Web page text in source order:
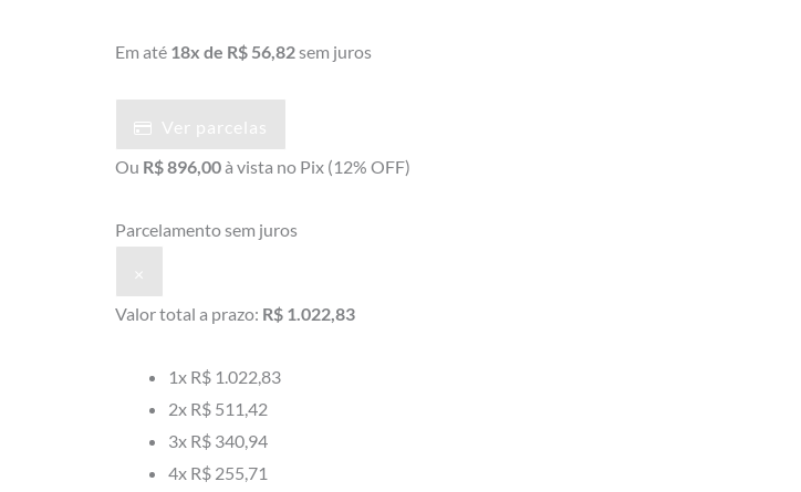
de
Em até 18x de R$ 56,82sem juros
Ver parcelas
Ou R$ 896,00à vista no Pix (12% OFF)
Parcelamento sem juros
×
Valor total a prazo: R$ 1.022,83
1x R$ 1.022,83
2x R$ 511,42
3x R$ 340,94
4x R$ 255,71